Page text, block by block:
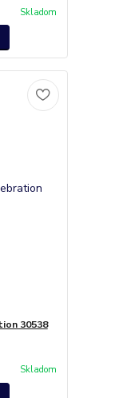
Skladom
30538
Skladom